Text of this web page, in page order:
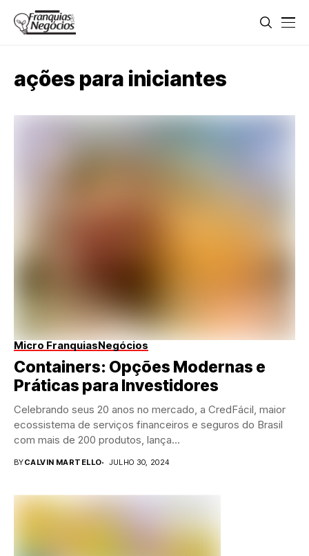
ações para iniciantes
Micro FranquiasNegócios
Containers: Opções Modernas e
Práticas para Investidores
Celebrando seus 20 anos no mercado, a CredFácil, maior
ecossistema de serviços financeiros e seguros do Brasil
com mais de 200 produtos, lança...
BYCALVIN MARTELLO JULHO 30, 2024